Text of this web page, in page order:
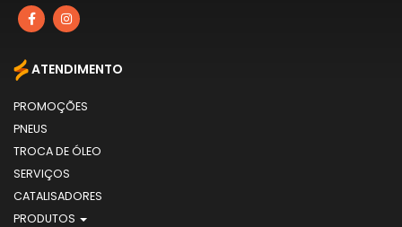
ATENDIMENTO
PROMOÇÕES
PNEUS
TROCA DE ÓLEO
SERVIÇOS
CATALISADORES
PRODUTOS